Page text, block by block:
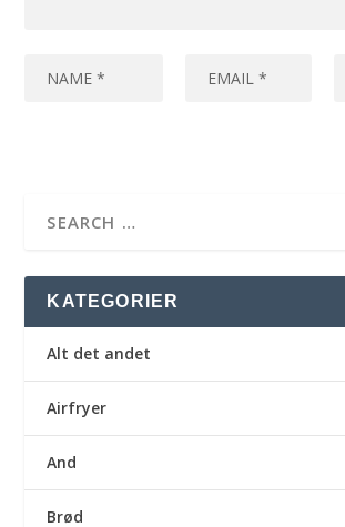
KATEGORIER
Alt det andet
Airfryer
And
Brød